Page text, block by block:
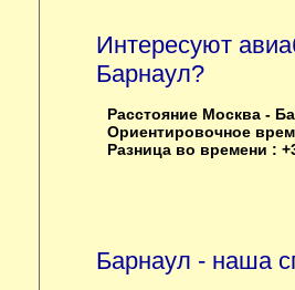
Интересуют
Барнаул?
Расстояние Москва -
Ориентировочное
Разница во времени :
Барнаул - наша